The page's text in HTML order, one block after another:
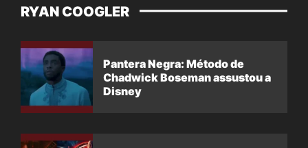
RYAN COOGLER
Pantera Negra: Método de
Chadwick Boseman assustou a
Disney